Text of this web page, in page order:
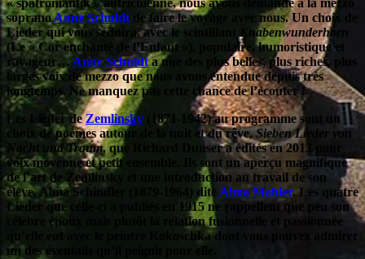
« spätromantik » autrichienne, nous avons demandé à la mezzo
sopranoAnne Schuldt de faire le voyage avec nous. Un choix de
Lieder qui vous séduira, avec le scintillant
Knabenwunderhorn
(Le « Cor enchanté de l’Enfant »), populaire, humoristique et
ravageur… Anne Schuldta une des plus belles, plus riches, plus
larges voix de mezzo que nous avons entendue depuis très
longtemps. Ne manquez pas cette chance de l’écouter !
Les Lieder deZemlinsky (1871-1942) au programme sont un
choix de poèmes autour de la nuit et du rêve,Sieben Lieder von
Nacht und Traum, que Richard Dunser a édités en 2013 pour
voix moyenne et petit ensemble. Ils sont un aperçu magnifique
de l’art de Zemlinsky et une introduction au travail de son
élève, Alma Schindler (1879-1964) dite Alma Mahler. Les quatre
Lieder que celle-ci a publiés en 1915 ne rappellent que peu son
célèbre époux mais plutôt la relation fusionnelle et passionnée
qu’elle eut avec le peintre Kokoschka dont vous pouvez admirer
un des éventails qu’il peignit pour elle.